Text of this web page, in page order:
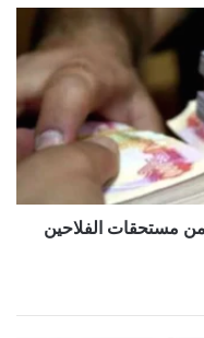
من مستحقات الفلاحين